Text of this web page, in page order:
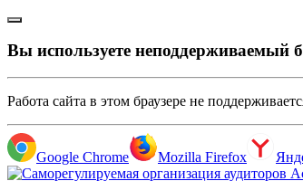
Вы используете неподдерживаемый
Работа сайта в этом браузере не
Google Chrome Mozilla Firefox